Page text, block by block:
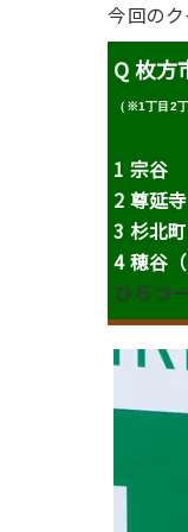
今回のク
Q 枚方
（※1丁目2
1 宗谷
2 尊延寺
3 杉北町
4 穂谷
ひらつ